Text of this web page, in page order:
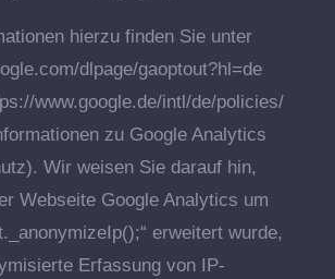
hierzu finden Sie unter
dlpage/gaoptout?hl=de
www.google.de/intl/de/policies/
zu Google Analytics
Wir weisen Sie darauf hin,
Webseite Google Analytics um
erweitert wurde,
Erfassung von IP-